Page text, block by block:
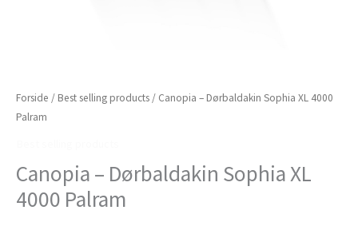
Forside / Best selling products / Canopia – Dørbaldakin Sophia XL 4000
Palram
Canopia – Dørbaldakin Sophia XL
4000 Palram